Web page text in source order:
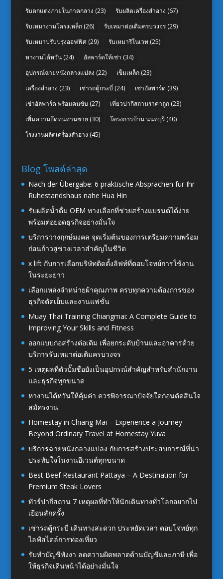
รับตกแต่งภายในภาคกลาง (23) รับผลิตเครื่องสำอาง (67)
รับเหมางานโครงเหล็ก(26) รับเหมาต่อเติมครบวงจร(29)
รับเหมาปรับปรุงออฟฟิศ(29) รับเหมารีโนเวท (25)
หางานไต้หวัน(24) อัลพาร์ดให้เช่า (34)
อุปกรณ์ฉายหนังกลางแปลง (22) เข็มเหล็ก(23)
เครื่องสำอาง (23) เช่ารถตู้กระบี่ (24) เช่าอัลพาร์ด (39)
เช่าอัลพาร์ด พร้อมคนขับ (27) เที่ยวปากีสถานราคาถูก(23)
เพิ่มความอึดทนท่านชาย (30) โครงการบ้าน นนทบุรี(40)
โรงงานผลิตเครื่องสำอาง (45)
Blog โพสต์ล่าสุด
Nach der Übergabe: 6 praktische Absprachen für Ihr
Ruhestandshaus nahe Hua Hin
รับผลิตน้ำดื่ม OEM ทางเลือกที่ช่วยสร้างแบรนด์ได้ง่าย
พร้อมต่อยอดธุรกิจอย่างมั่นใจ
บริการวางฤกษ์มงคล จุดเริ่มต้นของการเตรียมความพร้อม
ก่อนก้าวสู่ช่วงเวลาสำคัญในชีวิต
x lift กับการเลือกบริษัทติดตั้งลิฟท์ที่ตอบโจทย์การใช้งาน
ในระยะยาว
เลือกแหล่งจำหน่ายผ้าคุณภาพ ครบทุกความต้องการของ
ธุรกิจตัดเย็บและงานแฟชั่น
Muay Thai Training Chiangmai: A Complete Guide to
Improving Your Skills and Fitness
ออกแบบก่อสร้างต่อเติม เพื่อยกระดับบ้านและอาคารด้วย
บริการรับเหมาต่อเติมครบวงจร
5 เหตุผลที่ตัวปั๊มชื่อยังเป็นอุปกรณ์สำคัญสำหรับสำนักงาน
และธุรกิจทุกขนาด
หางานไต้หวันให้คุ้มค่า ควรพิจารณาปัจจัยใดก่อนตัดสินใจ
สมัครงาน
Homestay in Chiang Mai – Experience a Journey
Beyond Ordinary Travel at Homestay Yuva
บริการฉายหนังกลางแปลง กับการสร้างประสบการณ์ที่น่า
ประทับใจในงานอีเวนต์ทุกขนาด
Best Beef Restaurant Pattaya – A Destination for
Premium Steak Lovers
ทัวร์ปากีสถาน 7 เหตุผลที่ทำให้นักเดินทางทั่วโลกอยากไป
เยือนสักครั้ง
เช่ารถตู้กระบี่ เดินทางสะดวก ประหยัดเวลา ตอบโจทย์ทุก
ไลฟ์สไตล์การท่องเที่ยว
รับทำบัญชีพังงา ลดความผิดพลาดด้านบัญชีและภาษี เพื่อ
ให้ธุรกิจเดินหน้าได้อย่างมั่นใจ